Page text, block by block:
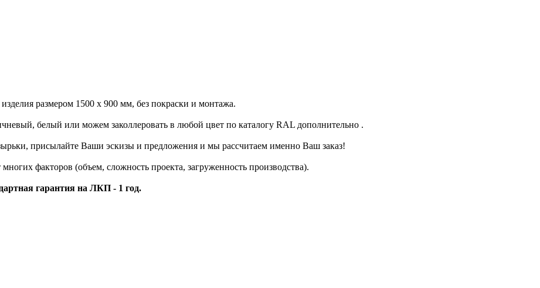
размером 1500 х 900 мм, без покраски и монтажа.
белый или можем заколлеровать в любой цвет по каталогу RAL дополнительно .
присылайте Ваши эскизы и предложения и мы рассчитаем именно Ваш заказ!
факторов (объем, сложность проекта, загруженность производства).
гарантия на ЛКП - 1 год.